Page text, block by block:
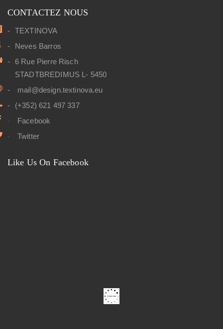
CONTACTEZ NOUS
TEXTINOVA
Neves Barros
6 Rue Pierre Risch
STADTBREDIMUS L- 5450
mail@design.textinova.eu
(+352) 621 497 337
Facebook
Twitter
Like Us On Facebook